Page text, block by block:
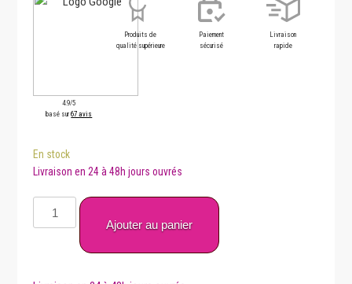
4.9/5
basé sur67 avis
Produits de
qualité supérieure
Paiement
sécurisé
Livraison
rapide
En stock
quantité
de
Concentré
Crema
Ajouter au panier